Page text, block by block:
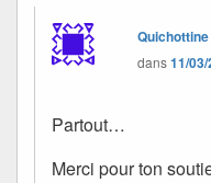
Quichottine
dans11/
Partout…
Merci pour ton